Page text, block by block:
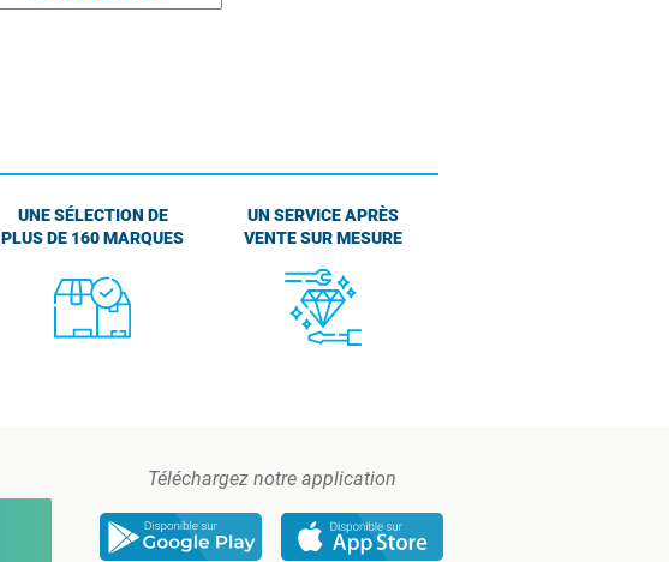
UNE SÉLECTION DE
PLUS DE 160 MARQUES
UN SERVICE APRÈS
VENTE SUR MESURE
Téléchargez notre application